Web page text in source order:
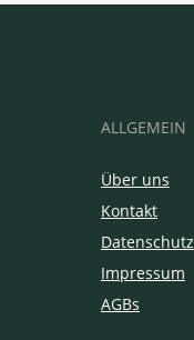
ALLGEMEIN
Über uns
Kontakt
Datenschutz
Impressum
AGBs